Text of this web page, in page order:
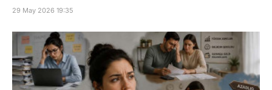
29 May 2026 19:35